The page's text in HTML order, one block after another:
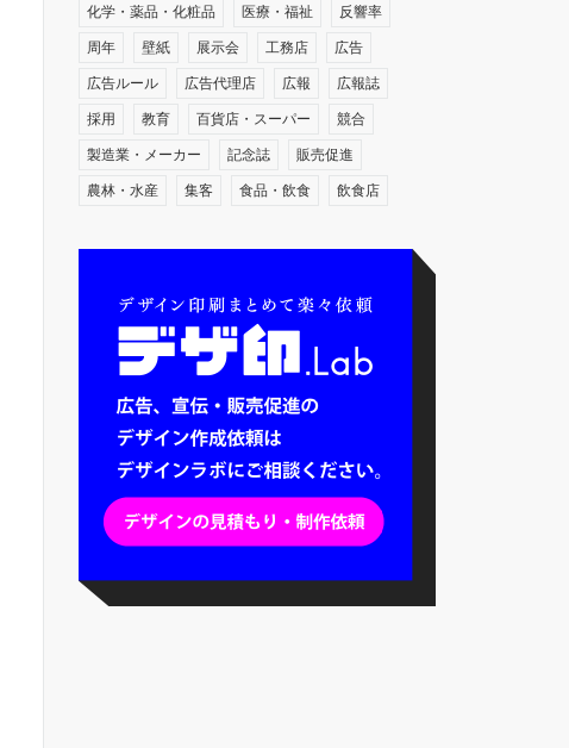
化学・薬品・化粧品
医療・福祉
反響率
周年
壁紙 展示会 工務店
広告
広告ルール
広告代理店 広報
広報誌
採用
教育 百貨店・スーパー
競合
製造業・メーカー
記念誌
販売促進
農林・水産
集客 食品・飲食 飲食店